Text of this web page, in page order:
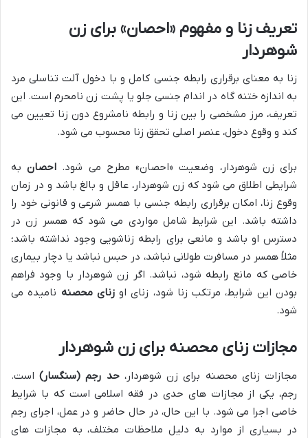
تعریف زنا و مفهوم «احصان» برای زن
شوهردار
زنا به معنای برقراری رابطه جنسی کامل و با دخول آلت تناسلی مرد
به اندازه ختنه گاه در اندام جنسی جلو یا پشت زن نامحرم است. این
تعریف، مرز مشخصی را بین زنا و رابطه نامشروع دون زنا تعیین می
کند و وقوع دخول، عنصر اصلی تحقق زنا محسوب می شود.
برای زن شوهردار، وضعیت «احصان» مطرح می شود. احصانبه
شرایطی اطلاق می شود که زن شوهردار، عاقل و بالغ باشد و در زمان
وقوع زنا، امکان برقراری رابطه جنسی با همسر شرعی و قانونی خود را
داشته باشد. این شرایط شامل مواردی می شود که همسر زن در
دسترس او باشد و مانعی برای رابطه زناشویی وجود نداشته باشد؛
مثلاً همسر در مسافرت طولانی نباشد، در حبس نباشد یا دچار بیماری
خاصی که مانع رابطه شود، نباشد. اگر زن شوهردار با وجود فراهم
بودن این شرایط، مرتکب زنا شود، زنای اوزنای محصنه نامیده می
شود.
مجازات زنای محصنه برای زن شوهردار
مجازات زنای محصنه برای زن شوهردار،حد رجم (سنگسار)است.
رجم، یکی از مجازات های حدی در فقه اسلامی است که با شرایط
خاصی اجرا می شود. با این حال، در حال حاضر و در عمل، اجرای رجم
در بسیاری از موارد به دلیل ملاحظات مختلف، به مجازات های